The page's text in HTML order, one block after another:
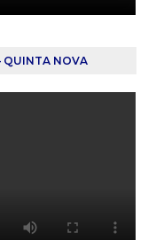
QUINTA NOVA